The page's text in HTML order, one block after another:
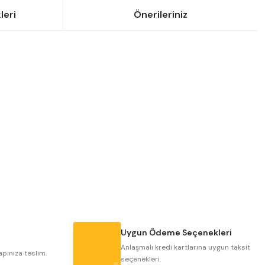
Önerileriniz
teslim.
Uygun Ödeme Seçenekleri
Anlaşmalı kredi kartlarına uygun taksit
seçenekleri.